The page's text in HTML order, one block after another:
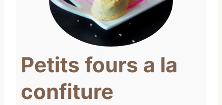
Petits fours a la
confiture